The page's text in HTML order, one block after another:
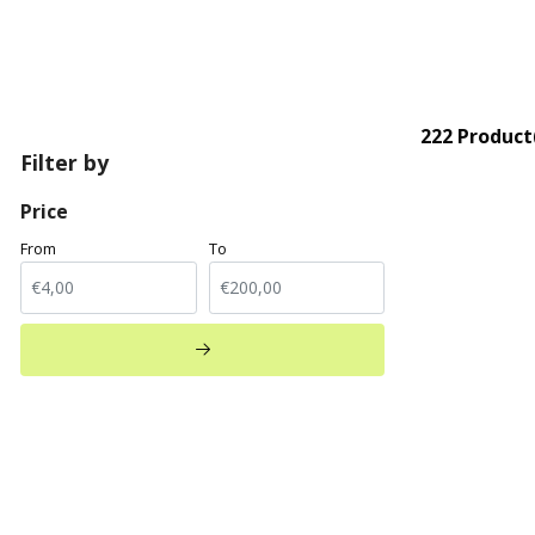
Filter by
Price
From To
222